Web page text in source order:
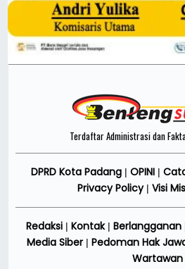
Terdaftar Administrasi dan
DPRD Kota Padang| OPINI
Privacy Policy| Visi
Redaksi| Kontak| Berlangganan|
Media Siber| Pedoman Hak
Wartawan